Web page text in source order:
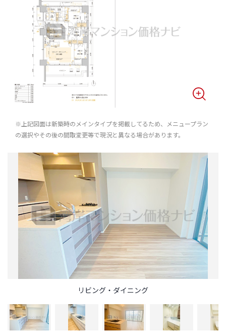
※上記図面は新築時のメインタイプを掲載してるため、メニュープラン
の選択やその後の間取変更等で現況と異なる場合があります。
リビング・ダイニング